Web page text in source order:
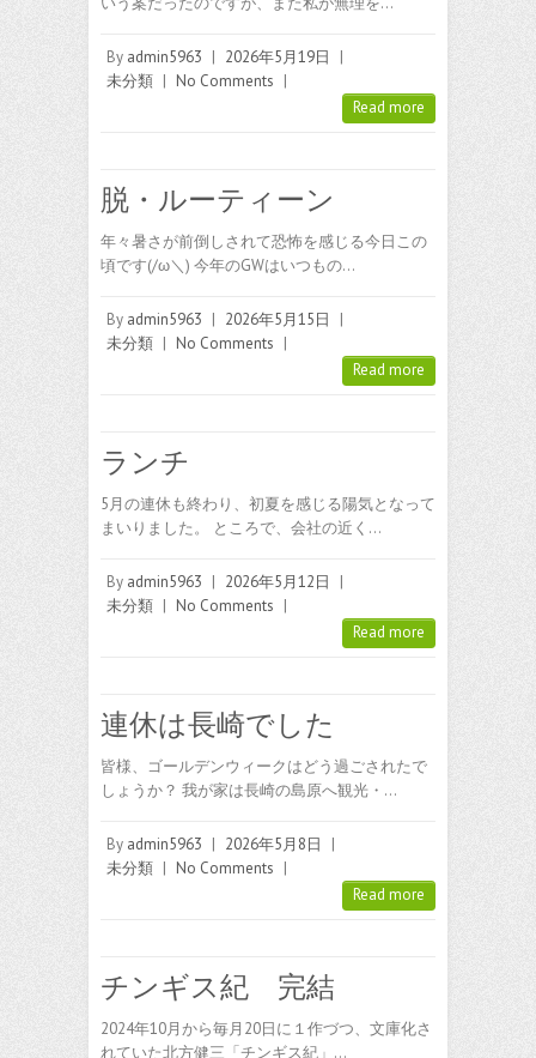
By admin5963 | 2026年5月19日
|
未分類 | No Comments |
Read more
脱・ルーティーン
年々暑さが前倒しされて恐怖を感じる今日この
頃です(/ω＼) 今年のGWはいつもの…
By admin5963 | 2026年5月15日
|
未分類 | No Comments |
Read more
ランチ
5月の連休も終わり、初夏を感じる陽気となって
まいりました。 ところで、会社の近く…
By admin5963 | 2026年5月12日
|
未分類 | No Comments |
Read more
連休は長崎でした
皆様、ゴールデンウィークはどう過ごされたで
しょうか？ 我が家は長崎の島原へ観光・…
By admin5963 | 2026年5月8日
|
未分類 | No Comments |
Read more
チンギス紀 完結
2024年10月から毎月20日に１作づつ、文庫化さ
れていた北方健三「チンギス紀」…